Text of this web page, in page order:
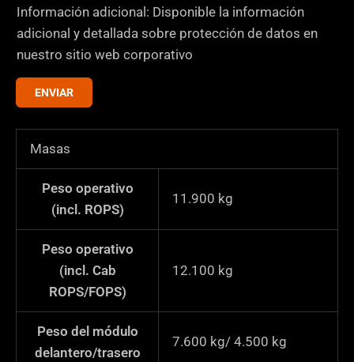
e
v
e
r
Información adicional: Disponible la información
adicional y detallada sobre protección de datos en
nuestro sitio web corporativo
ENVIAR
Masas
Peso operativo
(incl. ROPS)
11.900 kg
Peso operativo
(incl. Cab
ROPS/FOPS)
12.100 kg
Peso del módulo
delantero/trasero
7.600 kg/ 4.500 kg